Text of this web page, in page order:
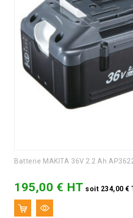
Batterie MAKITA 36V 2.2 Ah
195,00 € HT soit 234,00 €